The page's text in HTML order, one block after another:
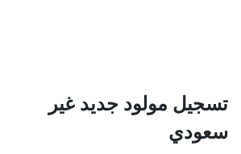
تسجيل مولود جديد غير
سعودي